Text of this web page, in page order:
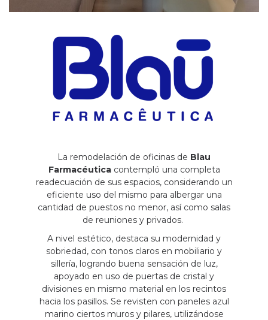
La remodelación de oficinas de Blau
Farmacéutica contempló una completa
readecuación de sus espacios, considerando un
eficiente uso del mismo para albergar una
cantidad de puestos no menor, así como salas
de reuniones y privados.
A nivel estético, destaca su modernidad y
sobriedad, con tonos claros en mobiliario y
sillería, logrando buena sensación de luz,
apoyado en uso de puertas de cristal y
divisiones en mismo material en los recintos
hacia los pasillos. Se revisten con paneles azul
marino ciertos muros y pilares, utilizándose